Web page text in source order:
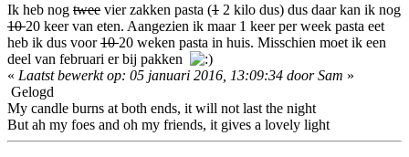
Ik heb nog twee vier zakken pasta (1 2 kilo dus) dus daar kan ik nog
1020 keer van eten. Aangezien ik maar 1 keer per week pasta eet
heb ik dus voor1020 weken pasta in huis. Misschien moet ik een
deel van februari er bij pakken
« Laatst bewerkt op: 05 januari 2016, 13:09:34 door Sam »
Gelogd
My candle burns at both ends, it will not last the night
But ah my foes and oh my friends, it gives a lovely light